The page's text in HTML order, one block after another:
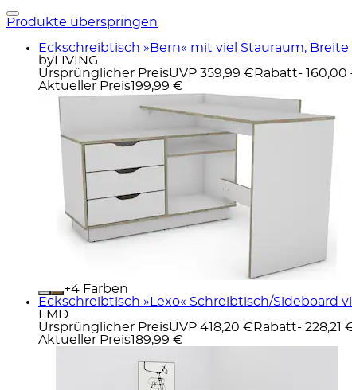
Produkte überspringen
Eckschreibtisch »Bern« mit viel Stauraum,
byLIVING
Ursprünglicher PreisUVP 359,99 € Rabatt- 160,00
Aktueller Preis199,99 €
+
Farben
Eckschreibtisch »Lexo« Schreibtisch/Sideboard
FMD
Ursprünglicher PreisUVP 418,20 € Rabatt- 228,21
Aktueller Preis189,99 €